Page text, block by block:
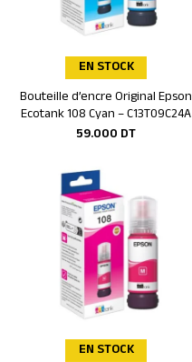
EN STOCK
Ajouter au panier
Bouteille d’encre Original Epson
Ecotank 108 Cyan – C13T09C24A
59.000 DT
EN STOCK